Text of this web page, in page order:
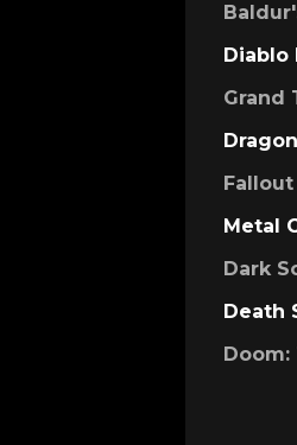
Diablo
Grand
Metal
Dark
Death
Doom: